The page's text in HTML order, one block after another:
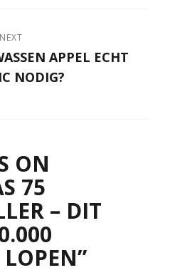
NEXT
APPEL ECHT
NODIG?
ON
75
– DIT
”